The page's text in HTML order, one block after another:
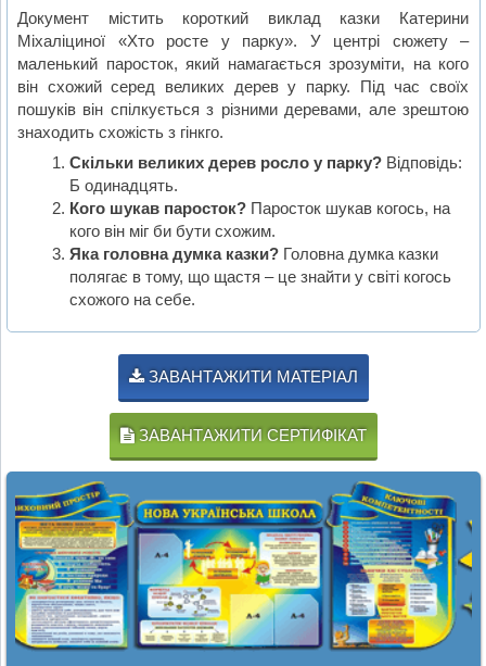
Документ містить короткий виклад казки Катерини
Міхаліциної «Хто росте у парку». У центрі сюжету –
маленький паросток, який намагається зрозуміти, на кого
він схожий серед великих дерев у парку. Під час своїх
пошуків він спілкується з різними деревами, але зрештою
знаходить схожість з гінкго.
Скільки великих дерев росло у парку?Відповідь:
Б одинадцять.
Кого шукав паросток?Паросток шукав когось, на
кого він міг би бути схожим.
Яка головна думка казки?Головна думка казки
полягає в тому, що щастя – це знайти у світі когось
схожого на себе.
ЗАВАНТАЖИТИ МАТЕРІАЛ
ЗАВАНТАЖИТИ СЕРТИФІКАТ